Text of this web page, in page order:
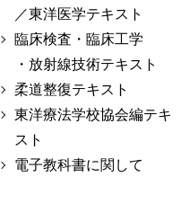
／東洋医学テキスト
臨床検査・臨床工学
・放射線技術テキスト
柔道整復テキスト
東洋療法学校協会編テキ
スト
電子教科書に関して